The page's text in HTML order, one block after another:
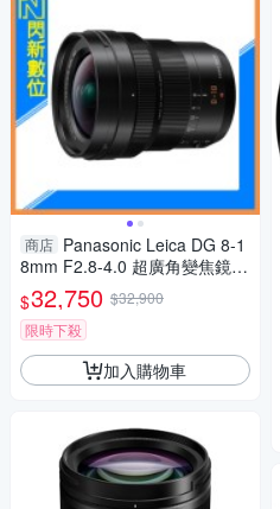
商店 Panasonic Leica DG 8-1
8mm F2.8-4.0 超廣角變焦鏡(8
-18,公司貨)
$32,750 $32,900
限時下殺
加入購物車